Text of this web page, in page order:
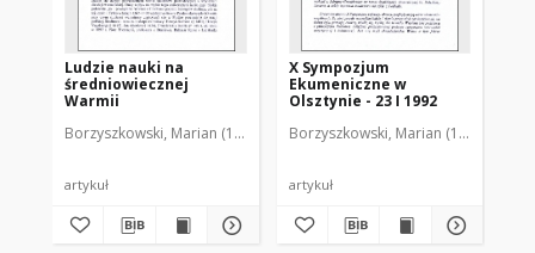
Ludzie nauki na
średniowiecznej
Warmii
Borzyszkowski, Marian (1936-2001)
artykuł
X Sympozjum
Ekumeniczne w
Olsztynie - 23 I 1992
Borzyszkowski, Marian (1936-2001)
artykuł